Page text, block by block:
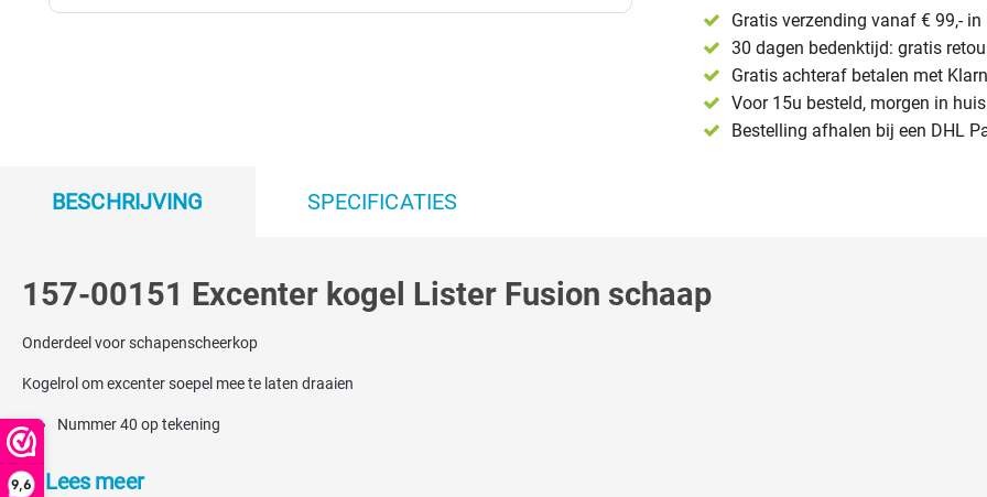
9,6
Gratis verzending vanaf € 99,- in
30 dagen bedenktijd: gratis
Gratis achteraf betalen met
Voor 15u besteld, morgen in
Bestelling afhalen bij een DHL
BESCHRIJVING SPECIFICATIES
157-00151 Excenter kogel Lister Fusion schaap
Onderdeel voor schapenscheerkop
Kogelrol om excenter soepel mee te laten draaien
Nummer 40 op tekening
Lees meer